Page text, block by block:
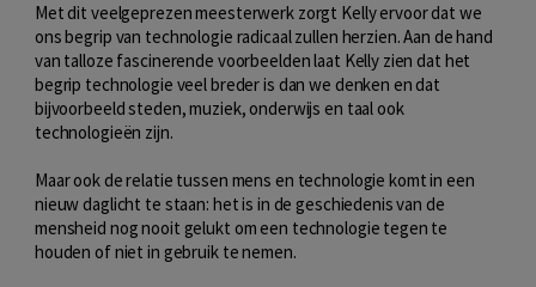
Met dit veelgeprezen meesterwerk zorgt Kelly ervoor dat we
ons begrip van technologie radicaal zullen herzien. Aan de hand
van talloze fascinerende voorbeelden laat Kelly zien dat het
begrip technologie veel breder is dan we denken en dat
bijvoorbeeld steden, muziek, onderwijs en taal ook
technologieën zijn.
Maar ook de relatie tussen mens en technologie komt in een
nieuw daglicht te staan: het is in de geschiedenis van de
mensheid nog nooit gelukt om een technologie tegen te
houden of niet in gebruik te nemen.